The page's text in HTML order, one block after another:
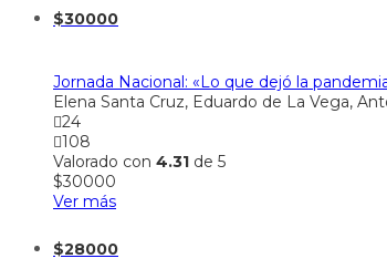
$30000
Jornada Nacional: «Lo que dejó la
Elena Santa Cruz, Eduardo de La Vega,
24
108
Valorado con 4.31 de 5
$30000
Ver más
$28000